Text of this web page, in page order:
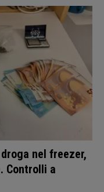
nel freezer,
Controlli a